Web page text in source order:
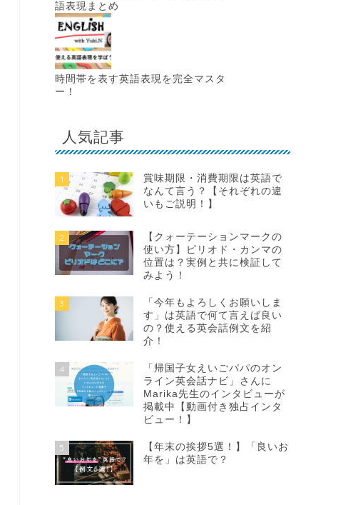
語表現まとめ
時間帯を表す英語表現を完全マスタ
ー！
人気記事
1
賞味期限・消費期限は英語で
なんて言う？【それぞれの違
いもご説明！】
2
【クォーテーションマークの
使い方】ピリオド・カンマの
位置は？実例と共に検証して
みよう！
3
「今年もよろしくお願いしま
す」は英語で何て言えば良い
の？使える英会話例文を紹
介！
4
「帰国子女えいごパパのオン
ライン英会話ナビ」さんに
Marika先生のインタビューが
掲載中【動画付き独占インタ
ビュー！】
5
【年末の挨拶5選！】「良いお
年を」は英語で？